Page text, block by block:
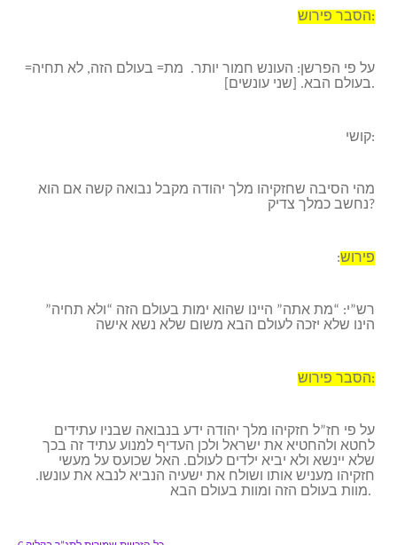
הסבר פירוש:
על פי הפרשן: העונש חמור יותר. מת= בעולם הזה, לא תחיה=
בעולם הבא. [שני עונשים].
קושי:
מהי הסיבה שחזקיהו מלך יהודה מקבל נבואה קשה אם הוא
נחשב כמלך צדיק?
פירוש:
הינו שלא יזכה לעולם הבא משום שלא נשא אישה
הסבר פירוש:
על פי חז”ל חזקיהו מלך יהודה ידע בנבואה שבניו עתידים
לחטא ולהחטיא את ישראל ולכן העדיף למנוע עתיד זה בכך
שלא יינשא ולא יביא ילדים לעולם. האל שכועס על מעשי
חזקיהו מעניש אותו ושולח את ישעיה הנביא לנבא את עונשו.
מוות בעולם הזה ומוות בעולם הבא.